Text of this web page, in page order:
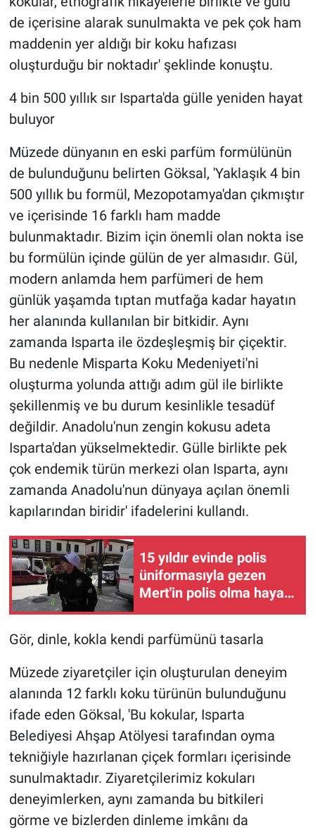
de içerisine alarak sunulmakta ve pek çok ham
maddenin yer aldığı bir koku hafızası
oluşturduğu bir noktadır' şeklinde konuştu.
4 bin 500 yıllık sır Isparta'da gülle yeniden hayat
buluyor
Müzede dünyanın en eski parfüm formülünün
de bulunduğunu belirten Göksal, 'Yaklaşık 4 bin
500 yıllık bu formül, Mezopotamya'dan çıkmıştır
ve içerisinde 16 farklı ham madde
bulunmaktadır. Bizim için önemli olan nokta ise
bu formülün içinde gülün de yer almasıdır. Gül,
modern anlamda hem parfümeri de hem
günlük yaşamda tıptan mutfağa kadar hayatın
her alanında kullanılan bir bitkidir. Aynı
zamanda Isparta ile özdeşleşmiş bir çiçektir.
Bu nedenle Misparta Koku Medeniyeti'ni
oluşturma yolunda attığı adım gül ile birlikte
şekillenmiş ve bu durum kesinlikle tesadüf
değildir. Anadolu'nun zengin kokusu adeta
Isparta'dan yükselmektedir. Gülle birlikte pek
çok endemik türün merkezi olan Isparta, aynı
zamanda Anadolu'nun dünyaya açılan önemli
kapılarından biridir' ifadelerini kullandı.
15 yıldır evinde polis
üniformasıyla gezen
Mert'in polis olma hayali
Gör, dinle, kokla kendi parfümünü tasarla
Müzede ziyaretçiler için oluşturulan deneyim
alanında 12 farklı koku türünün bulunduğunu
ifade eden Göksal, 'Bu kokular, Isparta
Belediyesi Ahşap Atölyesi tarafından oyma
tekniğiyle hazırlanan çiçek formları içerisinde
sunulmaktadır. Ziyaretçilerimiz kokuları
deneyimlerken, aynı zamanda bu bitkileri
görme ve bizlerden dinleme imkânı da